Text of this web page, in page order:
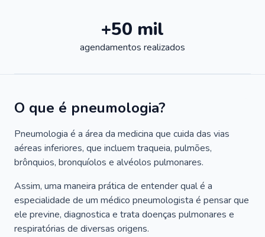
+50 mil
agendamentos realizados
O que é pneumologia?
Pneumologia é a área da medicina que cuida das vias
aéreas inferiores, que incluem traqueia, pulmões,
brônquios, bronquíolos e alvéolos pulmonares.
Assim, uma maneira prática de entender qual é a
especialidade de um médico pneumologista é pensar que
ele previne, diagnostica e trata doenças pulmonares e
respiratórias de diversas origens.